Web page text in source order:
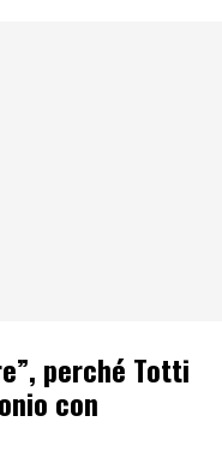
perché Totti
con